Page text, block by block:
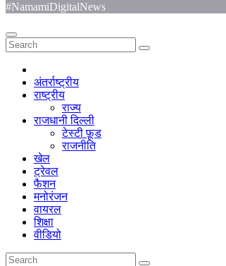
#NamamiDigitalNews
अंतर्राष्ट्रीय
राष्ट्रीय
राज्य
राजधानी दिल्ली
टेस्टी फ़ूड
राजनीति
खेल
ट्रेवल
फैशन
मनोरंजन
वायरल
शिक्षा
वीडियो